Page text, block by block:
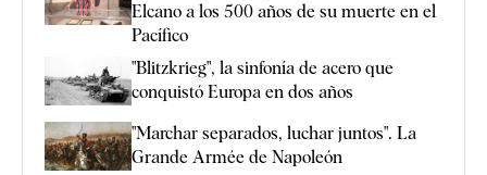
Elcano a los 500 años de su muerte en el
Pacífico
"Blitzkrieg", la sinfonía de acero que
conquistó Europa en dos años
"Marchar separados, luchar juntos". La
Grande Armée de Napoleón